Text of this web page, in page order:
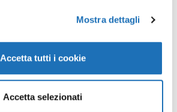
Mostra dettagli
Accetta tutti i cookie
Accetta selezionati